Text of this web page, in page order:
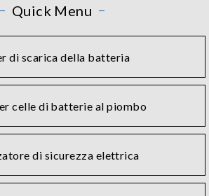
Quick Menu
di scarica della batteria
celle di batterie al piombo
di sicurezza elettrica